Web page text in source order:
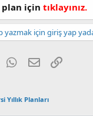
plan için tıklayınız.
yazmak için giriş yap
X (Twitter)WhatsApp
E-posta
Yıllık Planları